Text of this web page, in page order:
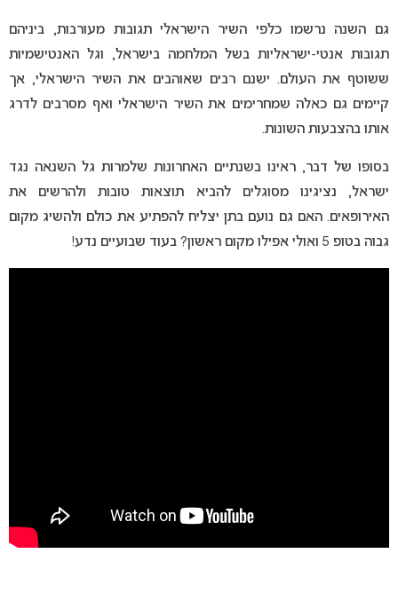
גם השנה נרשמו כלפי השיר הישראלי תגובות מעורבות, ביניהם
תגובות אנטי-ישראליות בשל המלחמה בישראל, וגל האנטישמיות
ששוטף את העולם. ישנם רבים שאוהבים את השיר הישראלי, אך
קיימים גם כאלה שמחרימים את השיר הישראלי ואף מסרבים לדרג
אותו בהצבעות השונות.
בסופו של דבר, ראינו בשנתיים האחרונות שלמרות גל השנאה נגד
ישראל, נציגינו מסוגלים להביא תוצאות טובות ולהרשים את
האירופאים. האם גם נועם בתן יצליח להפתיע את כולם ולהשיג מקום
גבוה בטופ 5 ואולי אפילו מקום ראשון? בעוד שבועיים נדע!